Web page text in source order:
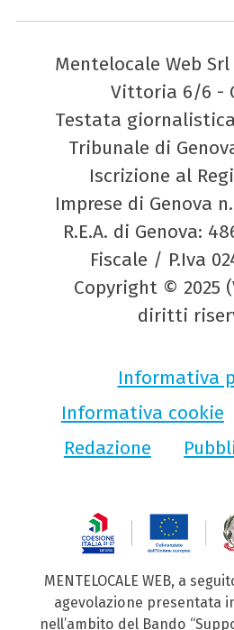
Mentelocale Web
Vittoria 6/6 -
Testata
Tribunale di
Iscrizione al
Imprese di Genova
R.E.A. di Genova:
Fiscale / P.Iva
Copyright © 2025
diritti
Informativa
Informativa cookie
Redazione
MENTELOCALE WEB, a
agevolazione presentata
nell’ambito del Bando